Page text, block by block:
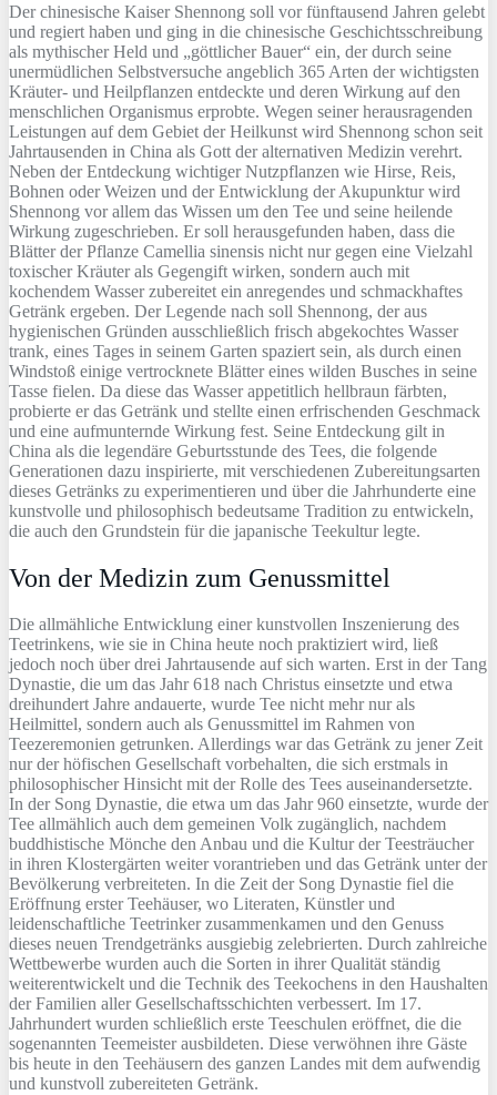
Der chinesische Kaiser Shennong soll vor fünftausend Jahren gelebt
und regiert haben und ging in die chinesische Geschichtsschreibung
als mythischer Held und „göttlicher Bauer“ ein, der durch seine
unermüdlichen Selbstversuche angeblich 365 Arten der wichtigsten
Kräuter- und Heilpflanzen entdeckte und deren Wirkung auf den
menschlichen Organismus erprobte. Wegen seiner herausragenden
Leistungen auf dem Gebiet der Heilkunst wird Shennong schon seit
Jahrtausenden in China als Gott der alternativen Medizin verehrt.
Neben der Entdeckung wichtiger Nutzpflanzen wie Hirse, Reis,
Bohnen oder Weizen und der Entwicklung der Akupunktur wird
Shennong vor allem das Wissen um den Tee und seine heilende
Wirkung zugeschrieben. Er soll herausgefunden haben, dass die
Blätter der Pflanze Camellia sinensis nicht nur gegen eine Vielzahl
toxischer Kräuter als Gegengift wirken, sondern auch mit
kochendem Wasser zubereitet ein anregendes und schmackhaftes
Getränk ergeben. Der Legende nach soll Shennong, der aus
hygienischen Gründen ausschließlich frisch abgekochtes Wasser
trank, eines Tages in seinem Garten spaziert sein, als durch einen
Windstoß einige vertrocknete Blätter eines wilden Busches in seine
Tasse fielen. Da diese das Wasser appetitlich hellbraun färbten,
probierte er das Getränk und stellte einen erfrischenden Geschmack
und eine aufmunternde Wirkung fest. Seine Entdeckung gilt in
China als die legendäre Geburtsstunde des Tees, die folgende
Generationen dazu inspirierte, mit verschiedenen Zubereitungsarten
dieses Getränks zu experimentieren und über die Jahrhunderte eine
kunstvolle und philosophisch bedeutsame Tradition zu entwickeln,
die auch den Grundstein für die japanische Teekultur legte.
Von der Medizin zum Genussmittel
Die allmähliche Entwicklung einer kunstvollen Inszenierung des
Teetrinkens, wie sie in China heute noch praktiziert wird, ließ
jedoch noch über drei Jahrtausende auf sich warten. Erst in der Tang
Dynastie, die um das Jahr 618 nach Christus einsetzte und etwa
dreihundert Jahre andauerte, wurde Tee nicht mehr nur als
Heilmittel, sondern auch als Genussmittel im Rahmen von
Teezeremonien getrunken. Allerdings war das Getränk zu jener Zeit
nur der höfischen Gesellschaft vorbehalten, die sich erstmals in
philosophischer Hinsicht mit der Rolle des Tees auseinandersetzte.
In der Song Dynastie, die etwa um das Jahr 960 einsetzte, wurde der
Tee allmählich auch dem gemeinen Volk zugänglich, nachdem
buddhistische Mönche den Anbau und die Kultur der Teesträucher
in ihren Klostergärten weiter vorantrieben und das Getränk unter der
Bevölkerung verbreiteten. In die Zeit der Song Dynastie fiel die
Eröffnung erster Teehäuser, wo Literaten, Künstler und
leidenschaftliche Teetrinker zusammenkamen und den Genuss
dieses neuen Trendgetränks ausgiebig zelebrierten. Durch zahlreiche
Wettbewerbe wurden auch die Sorten in ihrer Qualität ständig
weiterentwickelt und die Technik des Teekochens in den Haushalten
der Familien aller Gesellschaftsschichten verbessert. Im 17.
Jahrhundert wurden schließlich erste Teeschulen eröffnet, die die
sogenannten Teemeister ausbildeten. Diese verwöhnen ihre Gäste
bis heute in den Teehäusern des ganzen Landes mit dem aufwendig
und kunstvoll zubereiteten Getränk.